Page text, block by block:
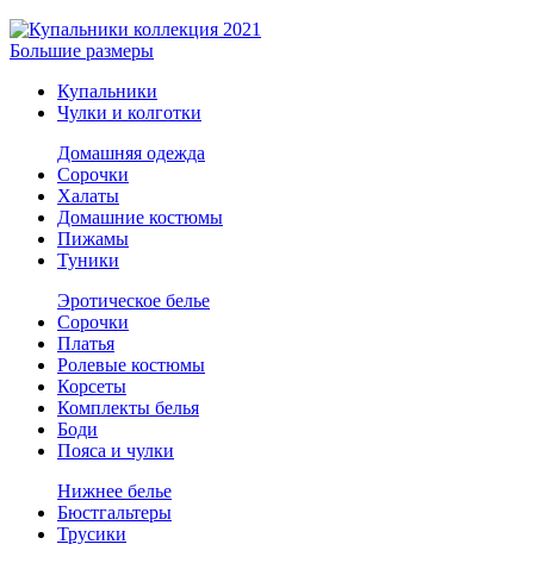
Большие размеры
Купальники
Чулки и колготки
Домашняя одежда
Сорочки
Халаты
Домашние костюмы
Пижамы
Туники
Эротическое белье
Сорочки
Платья
Ролевые костюмы
Корсеты
Комплекты белья
Боди
Пояса и чулки
Нижнее белье
Бюстгальтеры
Трусики